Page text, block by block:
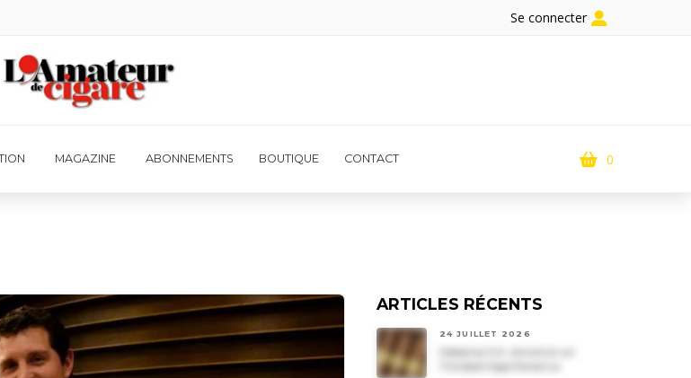
Se connecter
MAGAZINE ABONNEMENTS BOUTIQUE CONTACT 0
ARTICLES RÉCENTS
24 JUILLET 2026
Habanos S.A. annonce un
Trinidad Vigia Reserva